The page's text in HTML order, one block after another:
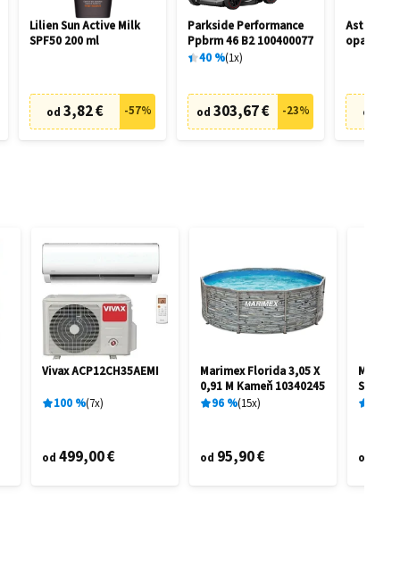
Lilien Sun Active Milk
SPF50 200 ml
od 3,82 € -57%
Parkside Performance
Ppbrm 46 B2 100400077
40 % 1x
od 303,67 € -23%
Astrid
od
Vivax ACP12CH35AEMI
100 % 7x
od 499,00 €
Marimex Florida 3,05 X
0,91 M Kameň 10340245
96 % 15x
od 95,90 €
STAR
od